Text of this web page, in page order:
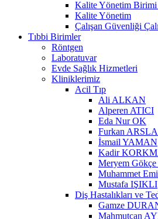
Kalite Yönetim
Kalite Yönetim
Çalışan Güvenliği
Tıbbi Birimler
Röntgen
Laboratuvar
Evde Sağlık Hizmetleri
Kliniklerimiz
Acil Tıp
Ali ALKAN
Alperen ATICI
Eda Nur OK
Furkan
İsmail YAMAN
Kadir
Meryem
Muhammet
Mustafa IŞIKLI
Diş Hastalıkları ve
Gamze
Mahmutcan